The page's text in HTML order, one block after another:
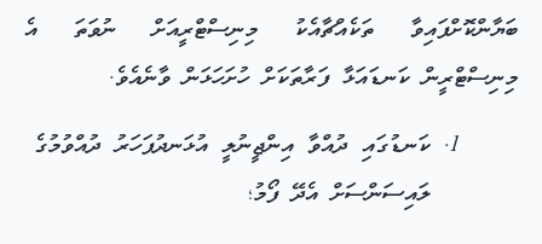
ބަޔާންކޮށްފައިވާ ތަކެއްޗާއެކު މިނިސްޓްރީއަށް ނުވަތަ އެ
މިނިސްޓްރީން ކަނޑައަޅާ ފަރާތަކަށް ހުށަހަޅަން ވާނެއެވެ.
ކަނޑުގައި ދުއްވާ އިންޖީނުލީ އުޅަނދުފަހަރު ދުއްވުމުގެ
ލައިސަންސަށް އެދޭ ފޯމު؛